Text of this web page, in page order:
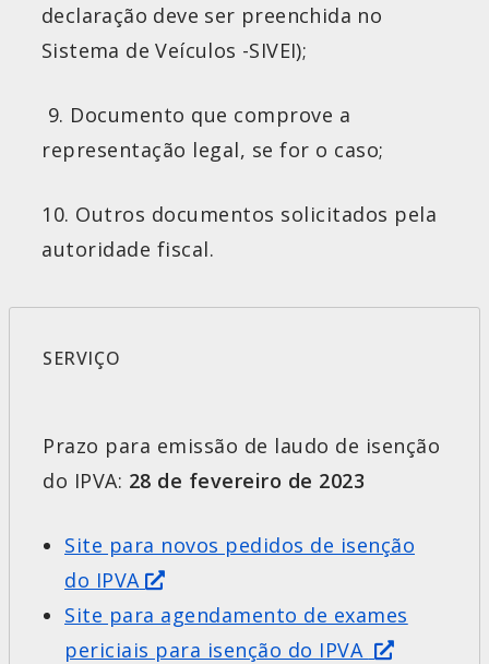
declaração deve ser preenchida no
Sistema de Veículos -SIVEI);
9. Documento que comprove a
representação legal, se for o caso;
10. Outros documentos solicitados pela
autoridade fiscal.
SERVIÇO
Prazo para emissão de laudo de isenção
do IPVA: 28 de fevereiro de 2023
Site para novos pedidos de isenção
do IPVA
Site para agendamento de exames
periciais para isenção do IPVA